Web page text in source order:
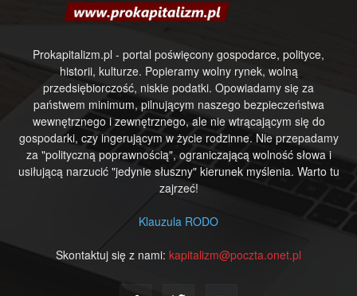
Prokapitalizm.pl - portal poświęcony gospodarce, polityce,
historii, kulturze. Popieramy wolny rynek, wolną
przedsiębiorczość, niskie podatki. Opowiadamy się za
państwem minimum, pilnującym naszego bezpieczeństwa
wewnętrznego i zewnętrznego, ale nie wtrącającym się do
gospodarki, czy ingerującym w życie rodzinne. Nie przepadamy
za "polityczną poprawnością", ograniczającą wolność słowa i
usiłującą narzucić "jedynie słuszny" kierunek myślenia. Warto tu
zajrzeć!
Klauzula RODO
Skontaktuj się z nami: kapitalizm@poczta.onet.pl